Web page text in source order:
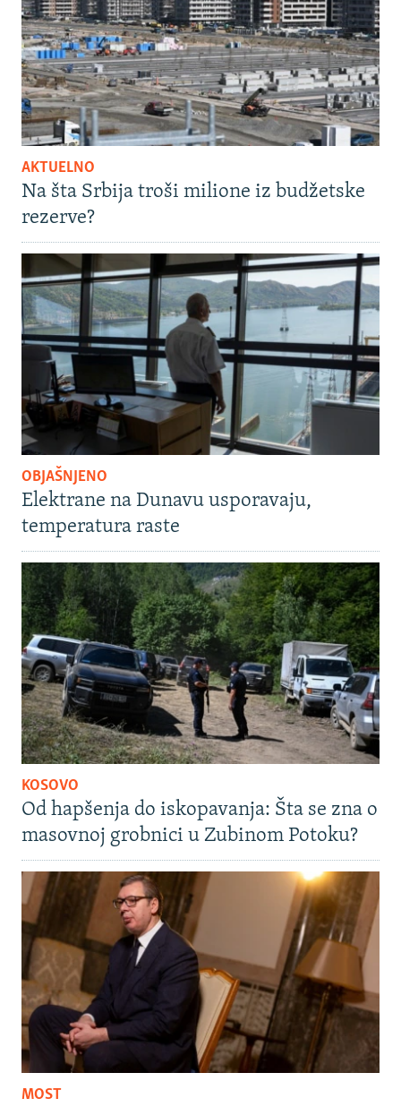
AKTUELNO
Na šta Srbija troši milione iz budžetske
rezerve?
OBJAŠNJENO
Elektrane na Dunavu usporavaju,
temperatura raste
KOSOVO
Od hapšenja do iskopavanja: Šta se zna o
masovnoj grobnici u Zubinom Potoku?
MOST